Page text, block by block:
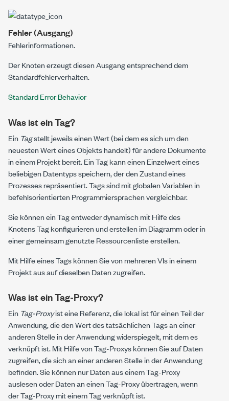
Fehler (Ausgang)
Fehlerinformationen.
Der Knoten erzeugt diesen Ausgang entsprechend dem
Standardfehlerverhalten.
Standard Error Behavior
Was ist ein Tag?
Ein Tagstellt jeweils einen Wert (bei dem es sich um den
neuesten Wert eines Objekts handelt) für andere Dokumente
in einem Projekt bereit. Ein Tag kann einen Einzelwert eines
beliebigen Datentyps speichern, der den Zustand eines
Prozesses repräsentiert. Tags sind mit globalen Variablen in
befehlsorientierten Programmiersprachen vergleichbar.
Sie können ein Tag entweder dynamisch mit Hilfe des
KnotensTag konfigurieren und erstellenim Diagramm oder in
einer gemeinsam genutzte Ressourcenliste erstellen.
Mit Hilfe eines Tags können Sie von mehreren VIs in einem
Projekt aus auf dieselben Daten zugreifen.
Was ist ein Tag-Proxy?
Ein Tag-Proxyist eine Referenz, die lokal ist für einen Teil der
Anwendung, die den Wert des tatsächlichen Tags an einer
anderen Stelle in der Anwendung widerspiegelt, mit dem es
verknüpft ist. Mit Hilfe von Tag-Proxys können Sie auf Daten
zugreifen, die sich an einer anderen Stelle in der Anwendung
befinden. Sie können nur Daten aus einem Tag-Proxy
auslesen oder Daten an einen Tag-Proxy übertragen, wenn
der Tag-Proxy mit einem Tag verknüpft ist.